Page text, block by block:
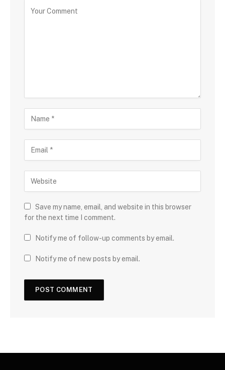
Save my name, email, and website in this browser
for the next time I comment.
Notify me of follow-up comments by email.
Notify me of new posts by email.